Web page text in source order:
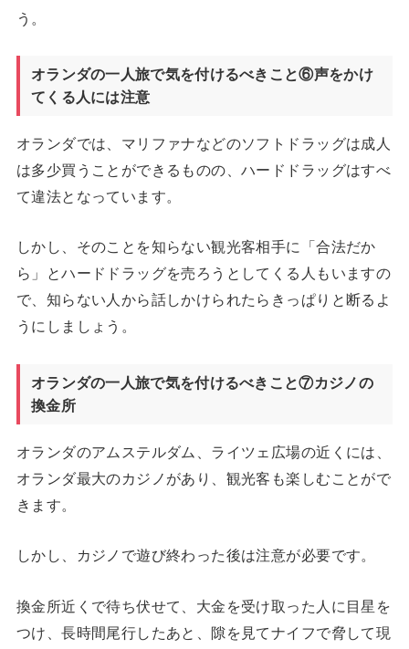
う。
オランダの一人旅で気を付けるべきこと⑥声をかけ
てくる人には注意
オランダでは、マリファナなどのソフトドラッグは成人
は多少買うことができるものの、ハードドラッグはすべ
て違法となっています。
しかし、そのことを知らない観光客相手に「合法だか
ら」とハードドラッグを売ろうとしてくる人もいますの
で、知らない人から話しかけられたらきっぱりと断るよ
うにしましょう。
オランダの一人旅で気を付けるべきこと⑦カジノの
換金所
オランダのアムステルダム、ライツェ広場の近くには、
オランダ最大のカジノがあり、観光客も楽しむことがで
きます。
しかし、カジノで遊び終わった後は注意が必要です。
換金所近くで待ち伏せて、大金を受け取った人に目星を
つけ、長時間尾行したあと、隙を見てナイフで脅して現